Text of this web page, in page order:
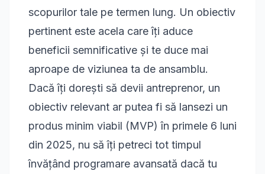
scopurilor tale pe termen lung. Un obiectiv
pertinent este acela care îți aduce
beneficii semnificative și te duce mai
aproape de viziunea ta de ansamblu.
Dacă îți dorești să devii antreprenor, un
obiectiv relevant ar putea fi să lansezi un
produs minim viabil (MVP) în primele 6 luni
din 2025, nu să îți petreci tot timpul
învățând programare avansată dacă tu